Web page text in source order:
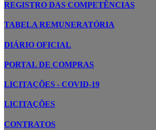
REGISTRO DAS COMPETÊNCIAS
TABELA REMUNERATÓRIA
DIÁRIO OFICIAL
PORTAL DE COMPRAS
LICITAÇÕES - COVID-19
LICITAÇÕES
CONTRATOS